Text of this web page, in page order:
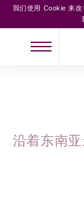
沿着东南
我们使用 Cookie 来